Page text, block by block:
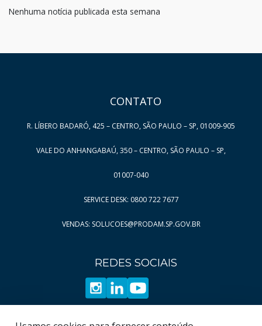
Nenhuma notícia publicada esta semana
CONTATO
R. LÍBERO BADARÓ, 425 – CENTRO, SÃO PAULO – SP, 01009-905
VALE DO ANHANGABAÚ, 350 – CENTRO, SÃO PAULO – SP,
01007-040
SERVICE DESK: 0800 722 7677
VENDAS: SOLUCOES@PRODAM.SP.GOV.BR
REDES SOCIAIS